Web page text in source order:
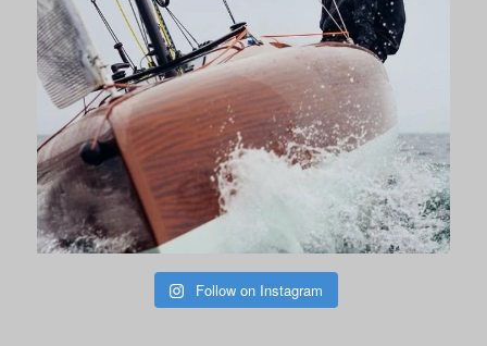
Follow on Instagram